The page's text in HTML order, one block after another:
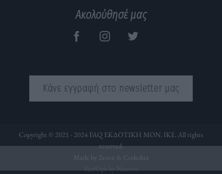
Ακολούθησέ μας
Κάνε εγγραφή στο newsletter μας
Copyright © 2021 - 2024 FAQ ΕΚΔΟΤΙΚΗ ΜΟΝ. ΙΚΕ. All rights
reserved.
Made by 2ence & Codedux
PerfOps by Nuevvo